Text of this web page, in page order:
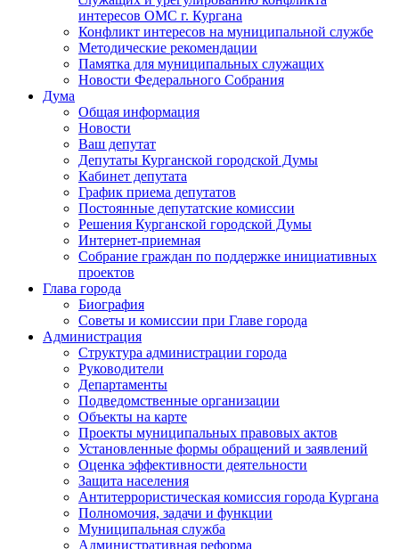
интересов ОМС г. Кургана
Конфликт интересов на муниципальной службе
Методические рекомендации
Памятка для муниципальных служащих
Новости Федерального Cобрания
Дума
Общая информация
Новости
Ваш депутат
Депутаты Курганской городской Думы
Кабинет депутата
График приема депутатов
Постоянные депутатские комиссии
Решения Курганской городской Думы
Интернет-приемная
Собрание граждан по поддержке инициативных
проектов
Глава города
Биография
Советы и комиссии при Главе города
Администрация
Структура администрации города
Руководители
Департаменты
Подведомственные организации
Объекты на карте
Проекты муниципальных правовых актов
Установленные формы обращений и заявлений
Оценка эффективности деятельности
Защита населения
Антитеррористическая комиссия города Кургана
Полномочия, задачи и функции
Муниципальная служба
Административная реформа